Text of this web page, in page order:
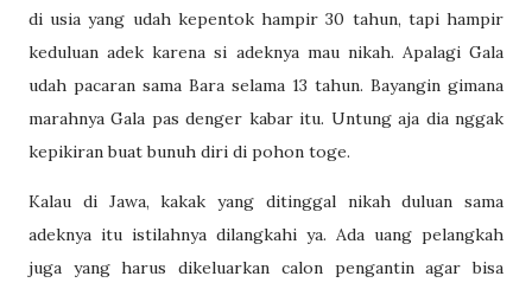
di usia yang udah kepentok hampir 30 tahun, tapi hampir
keduluan adek karena si adeknya mau nikah. Apalagi Gala
udah pacaran sama Bara selama 13 tahun. Bayangin gimana
marahnya Gala pas denger kabar itu. Untung aja dia nggak
kepikiran buat bunuh diri di pohon toge.
Kalau di Jawa, kakak yang ditinggal nikah duluan sama
adeknya itu istilahnya dilangkahi ya. Ada uang pelangkah
juga yang harus dikeluarkan calon pengantin agar bisa